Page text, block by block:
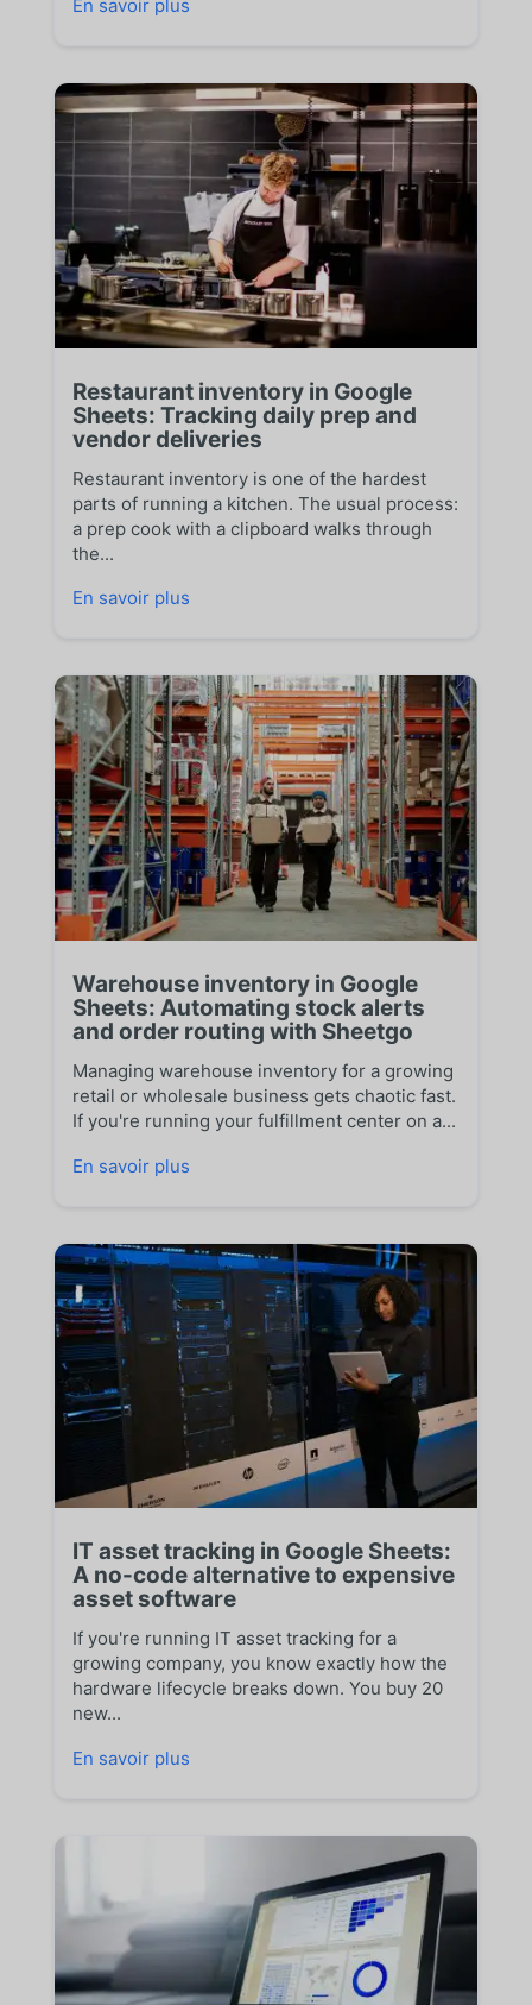
En savoir plus
Restaurant inventory in Google
Sheets: Tracking daily prep and
vendor deliveries
Restaurant inventory is one of the hardest
parts of running a kitchen. The usual process:
a prep cook with a clipboard walks through
the...
En savoir plus
Warehouse inventory in Google
Sheets: Automating stock alerts
and order routing with Sheetgo
Managing warehouse inventory for a growing
retail or wholesale business gets chaotic fast.
If you're running your fulfillment center on a...
En savoir plus
IT asset tracking in Google Sheets:
A no-code alternative to expensive
asset software
If you're running IT asset tracking for a
growing company, you know exactly how the
hardware lifecycle breaks down. You buy 20
new...
En savoir plus